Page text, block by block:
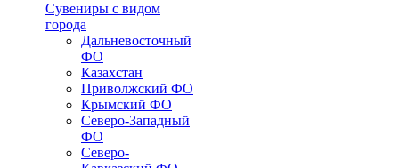
Сувениры с видом
города
Дальневосточный
ФО
Казахстан
Приволжский ФО
Крымский ФО
Северо-Западный
ФО
Северо-